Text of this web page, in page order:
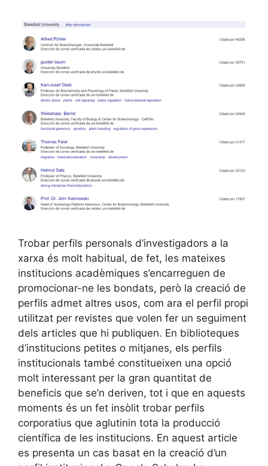
Trobar perfils personals d’investigadors a la
xarxa és molt habitual, de fet, les mateixes
institucions acadèmiques s’encarreguen de
promocionar-ne les bondats, però la creació de
perfils admet altres usos, com ara el perfil propi
utilitzat per revistes que volen fer un seguiment
dels articles que hi publiquen. En biblioteques
d’institucions petites o mitjanes, els perfils
institucionals també constitueixen una opció
molt interessant per la gran quantitat de
beneficis que se’n deriven, tot i que en aquests
moments és un fet insòlit trobar perfils
corporatius que aglutinin tota la producció
científica de les institucions. En aquest article
es presenta un cas basat en la creació d’un